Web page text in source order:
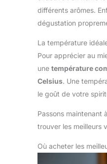
différents arômes.
dégustation
La température
Pour apprécier au
une température
Celsius. Une
le goût de votre
Passons maintenant
trouver les meilleurs
Où acheter les